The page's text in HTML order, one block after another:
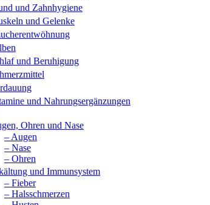
und Zahnhygiene
und Gelenke
und Beruhigung
und Nahrungsergänzungen
Ohren und Nase
– Augen
– Nase
– Ohren
und Immunsystem
– Fieber
– Halsschmerzen